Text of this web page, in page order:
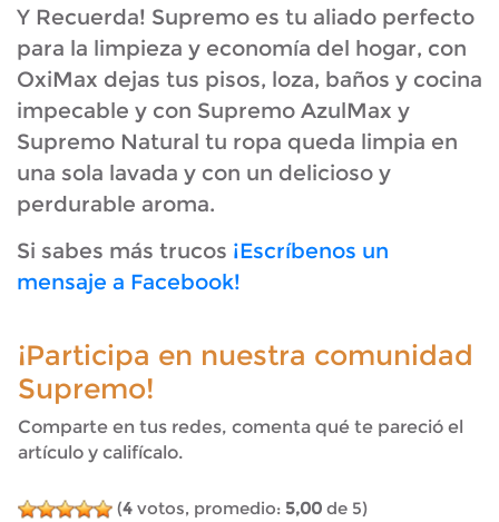
Y Recuerda! Supremo es tu aliado perfecto
para la limpieza y economía del hogar, con
OxiMax dejas tus pisos, loza, baños y cocina
impecable y con Supremo AzulMax y
Supremo Natural tu ropa queda limpia en
una sola lavada y con un delicioso y
perdurable aroma.
Si sabes más trucos ¡Escríbenos un
mensaje a Facebook!
¡Participa en nuestra comunidad
Supremo!
Comparte en tus redes, comenta qué te pareció el
artículo y califícalo.
(4votos, promedio: 5,00de 5)